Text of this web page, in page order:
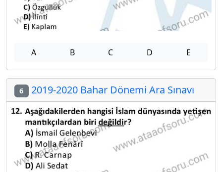
A B C D E
6 2019-2020 Bahar Dönemi Ara Sınavı